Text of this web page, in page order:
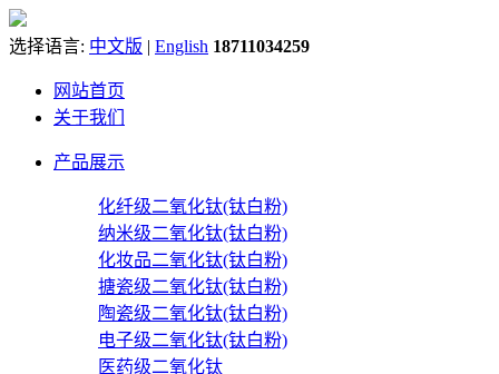
选择语言: 中文版 | English 18711034259
网站首页
关于我们
产品展示
化纤级二氧化钛(钛白粉)
纳米级二氧化钛(钛白粉)
化妆品二氧化钛(钛白粉)
搪瓷级二氧化钛(钛白粉)
陶瓷级二氧化钛(钛白粉)
电子级二氧化钛(钛白粉)
医药级二氧化钛